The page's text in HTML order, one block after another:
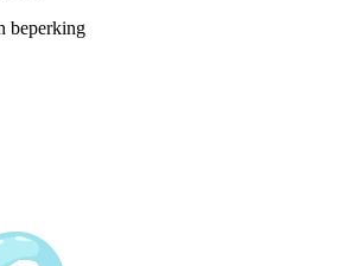
beperking